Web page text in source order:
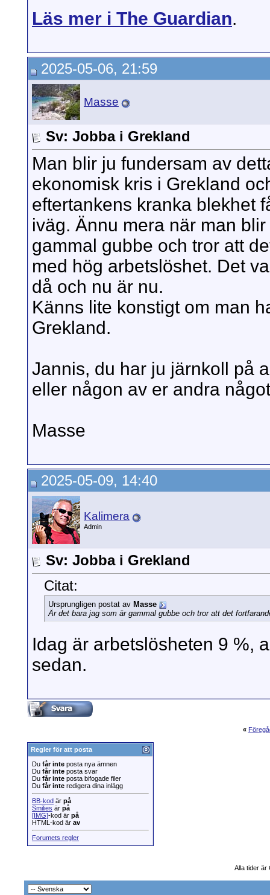
Läs mer i The Guardian.
2025-05-06, 21:59
Masse
Sv: Jobba i Grekland
Man blir ju fundersam av
ekonomisk kris i Grekland
eftertankens kranka blekhet
iväg. Ännu mera när man
gammal gubbe och tror att
med hög arbetslöshet. Det
då och nu är nu.
Känns lite konstigt om man
Grekland.
Jannis, du har ju järnkoll på
eller någon av er andra
Masse
2025-05-09, 14:40
Kalimera
Admin
Sv: Jobba i Grekland
Citat:
Ursprungligen postat av Masse
Är det bara jag som är gammal gubbe och tror att det
Idag är arbetslösheten 9 %,
sedan.
«
Regler för att posta
Du får inte posta nya ämnen
Du får inte posta svar
Du får inte posta bifogade filer
Du får inte redigera dina inlägg
BB-kod är på
Smilies är på
[IMG]-kod är på
HTML-kod är av
Forumets regler
Alla tider är